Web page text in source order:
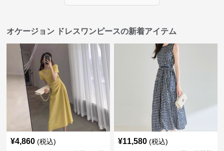
オケージョン ドレスワンピースの新着アイテム
¥4,860 (税込) ¥11,580 (税込)